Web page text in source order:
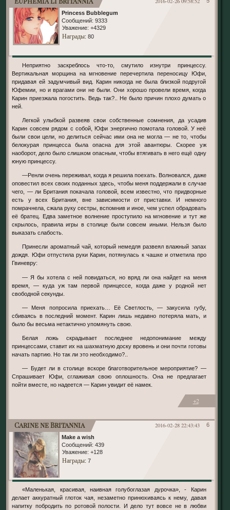
Princess Bubblegum
Сообщений: 9333
Уважение: +4329
Награды: 80
Неприятно заскреблось что-то, смутило изнутри принцессу.
Вертикальная морщина на мгновение перечертила переносицу Юфи,
придавая ей задумчивый вид. Карин никогда не была близкой подругой
Юфемии, но и врагами они не были. Они хорошо провели время, когда
Карин приезжала погостить. Ведь так?.. Не было причин плохо думать о
ней.
Легкой улыбкой развеяв свои собственные сомнения, да усадив
Карин совсем рядом с собой, Юфи энергично помотала головой. У неё
были свои цели, но делиться сейчас ими она не могла — не то, чтобы
белокурая принцесса была опасна для этой авантюры. Скорее уж
наоборот, дело было слишком опасным, чтобы втягивать в него ещё одну
юную принцессу.
—Ренли очень переживал, когда я решила поехать. Волновался, даже
оповестил всех своих поданных здесь, чтобы меня поддержали в случае
чего, — ли Британия покачала головой, всем известно, что придворные
есть у всех Британия, вне зависимости от приставки. И немного
помрачнела, сжала руку сестры, вспомнив и иное, чем успел обрадовать
её братец. Едва заметное волнение проступило на мгновение и тут же
скрылось, правила игры в столице были совсем иными. Нельзя было
выказать слабость.
Принесли ароматный чай, который немедля развеял влажный запах
дождя. Юфи отпустила руки Карин, потянулась к чашке и отметила про
Гвиневру:
— Я бы хотела с ней повидаться, но вряд ли она найдет на меня
время, — куда уж там первой принцессе, когда даже у родной нет
свободной секунды.
— Меня попросила приехать… Её Светлость, — закусила губу,
сбиваясь в последний момент. Карин лишь недавно потеряла мать, и
было бы весьма нетактично упомянуть свою.
Белая ложь скрадывает последнее недопонимание между
принцессами, ставит их на шахматную доску вровень и они почти готовы
начать партию. Но так ли это необходимо?..
— Будет ли в столице вскоре благотворительное мероприятие? —
Спрашивает Юфи, сглаживая свою оплошность. Она не предлагает
пойти вместе, но надеется — Карин увидит её намек.
+2
6
2016-02-28 22:43:43
Carine ne Britannia
Make a wish
Сообщений: 439
Уважение: +128
Награды: 7
«Маленькая, красивая, наивная голубоглазая дурочка», - Карин
делает аккуратный глоток чая, незаметно принюхиваясь к нему, давая
напитку побродить по ротовой полости. И дело тут вовсе не в любви